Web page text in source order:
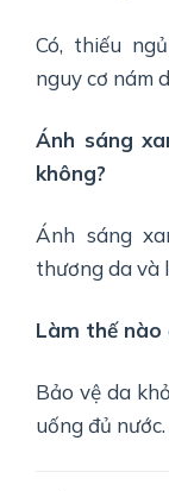
Có, thiếu
nguy cơ nám
Ánh sáng
không?
Ánh sáng
thương da và
Làm thế nào
Bảo vệ da
uống đủ nước.